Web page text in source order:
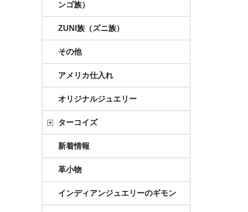
ンゴ族）
ZUNI族（ズニ族）
その他
アメリカ仕入れ
オリジナルジュエリー
ターコイズ
新着情報
革小物
インディアンジュエリーのギモン